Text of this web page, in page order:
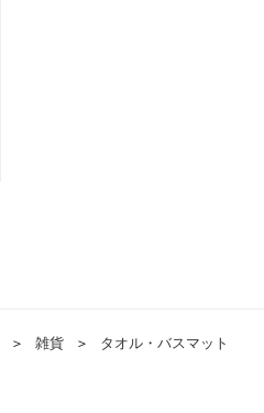
＞ 雑貨 ＞ タオル・バスマット